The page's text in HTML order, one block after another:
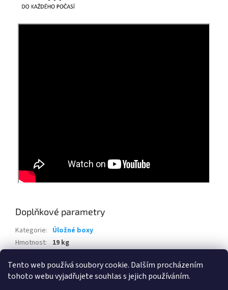
Tento web používá soubory cookie. Dalším procházením
tohoto webu vyjadřujete souhlas s jejich používáním.
Doplňkové parametry
Kategorie: Úložné boxy
Hmotnost: 19 kg